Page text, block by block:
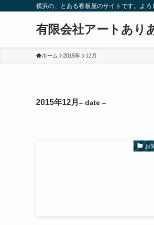
横浜の、とある看板屋のサイトです。よ
有限会社アートあり
ホーム 2015年 12月
2015年12月 – date –
お